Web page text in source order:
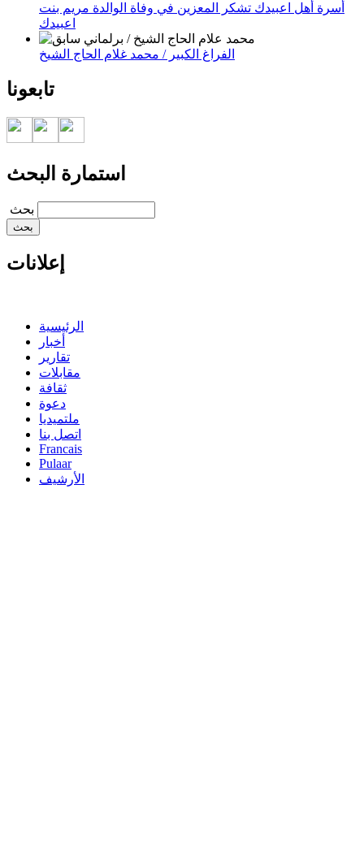
أسرة أهل اعبيدك تشكر المعزين في وفاة الوالدة مريم بنت
اعبيدك
الفراغ الكبير / محمد غلام الحاج الشيخ
تابعونا
استمارة البحث
‏بحث ‏
إعلانات
الرئيسية
أخبار
تقارير
مقابلات
ثقافة
دعوة
ملتميديا
اتصل بنا
Francais
Pulaar
الأرشيف